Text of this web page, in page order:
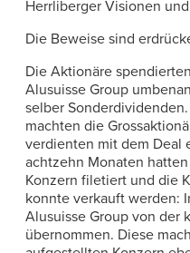
Herrliberger Visionen
Die Beweise sind
Die Aktionäre
Alusuisse Group
selber
machten die
verdienten mit dem Deal
achtzehn Monaten
Konzern filetiert und die
konnte verkauft werden:
Alusuisse Group von der
übernommen. Diese